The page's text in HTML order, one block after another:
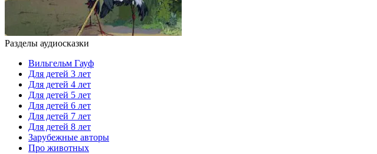
Разделы аудиосказки
Вильгельм Гауф
Для детей 3 лет
Для детей 4 лет
Для детей 5 лет
Для детей 6 лет
Для детей 7 лет
Для детей 8 лет
Зарубежные авторы
Про животных